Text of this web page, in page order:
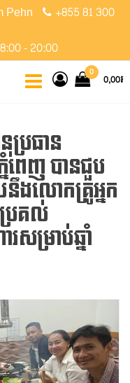
Pehn
+855 81 300
- 20:00
0 0,00៛
រធាន​
ពេញ​ បានជួប
លោកគ្រូអ្នក
រគល់
សម្រាប់ឆ្នាំ